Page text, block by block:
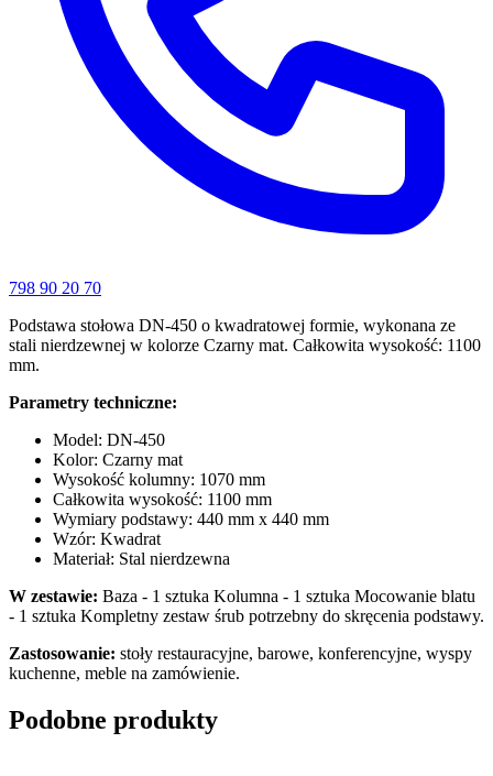
798 90 20 70
Podstawa stołowa DN-450 o kwadratowej formie, wykonana ze
stali nierdzewnej w kolorze Czarny mat. Całkowita wysokość: 1100
mm.
Parametry techniczne:
Model: DN-450
Kolor: Czarny mat
Wysokość kolumny: 1070 mm
Całkowita wysokość: 1100 mm
Wymiary podstawy: 440 mm x 440 mm
Wzór: Kwadrat
Materiał: Stal nierdzewna
W zestawie: Baza - 1 sztuka Kolumna - 1 sztuka Mocowanie blatu
- 1 sztuka Kompletny zestaw śrub potrzebny do skręcenia podstawy.
Zastosowanie: stoły restauracyjne, barowe, konferencyjne, wyspy
kuchenne, meble na zamówienie.
Podobne produkty